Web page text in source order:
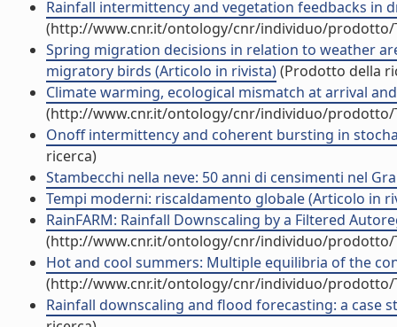
Rainfall intermittency and vegetation feedbacks in
(http://www.cnr.it/ontology/cnr/individuo/prodotto/
Spring migration decisions in relation to weather
migratory birds (Articolo in rivista)(Prodotto della
Climate warming, ecological mismatch at arrival
(http://www.cnr.it/ontology/cnr/individuo/prodotto/
Onoff intermittency and coherent bursting in
ricerca)
Stambecchi nella neve: 50 anni di censimenti nel
Tempi moderni: riscaldamento globale (Articolo in
RainFARM: Rainfall Downscaling by a Filtered
(http://www.cnr.it/ontology/cnr/individuo/prodotto/
Hot and cool summers: Multiple equilibria of the
(http://www.cnr.it/ontology/cnr/individuo/prodotto/
Rainfall downscaling and flood forecasting: a case